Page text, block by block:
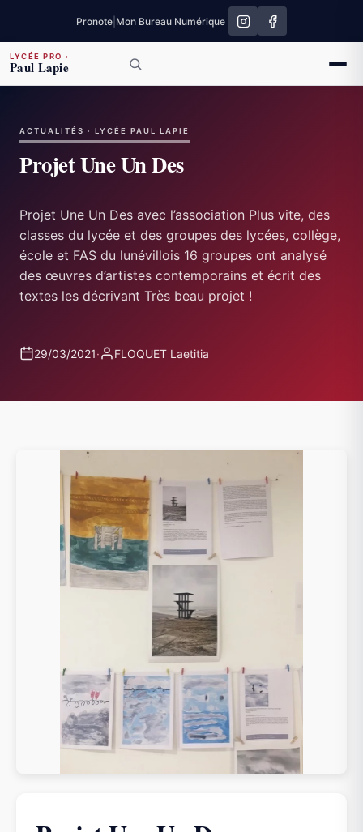
Pronote Mon Bureau Numérique
LYCÉE PRO ·
Paul Lapie
ACTUALITÉS · LYCÉE PAUL LAPIE
Projet Une Un Des
Projet Une Un Des avec l’association Plus vite, des
classes du lycée et des groupes des lycées, collège,
école et FAS du lunévillois 16 groupes ont analysé
des œuvres d’artistes contemporains et écrit des
textes les décrivant Très beau projet !
29/03/2021· FLOQUET Laetitia